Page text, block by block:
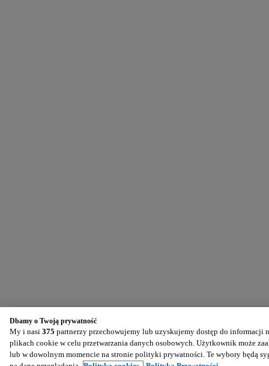
Dbamy o Twoją prywatność
My i nasi 375 partnerzy przechowujemy lub uzyskujemy dostęp do
plikach cookie w celu przetwarzania danych osobowych. Użytkownik może
lub w dowolnym momencie na stronie polityki prywatności. Te wybory będą